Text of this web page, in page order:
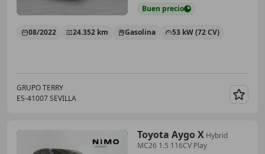
Buen precio
08/2022 24.352 km Gasolina 53 kW (72 CV)
GRUPO TERRY
ES-41007 SEVILLA
Toyota Aygo X Hybrid
MC26 1.5 116CV Play